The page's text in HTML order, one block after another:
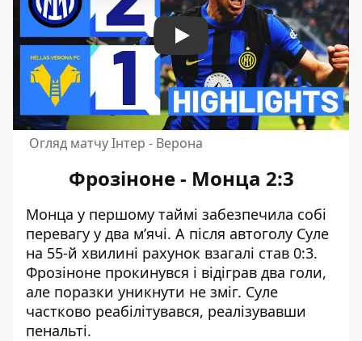
Play
Огляд матчу Інтер - Верона
Фрозіноне - Монца 2:3
Монца у першому таймі забезпечила собі
перевагу у два м’ячі. А після автоголу Суле
на 55-й хвилині рахунок взагалі став 0:3.
Фрозіноне прокинувся і відіграв два голи,
але поразки уникнути не зміг. Суле
частково реабілітувався, реалізувавши
пенальті.